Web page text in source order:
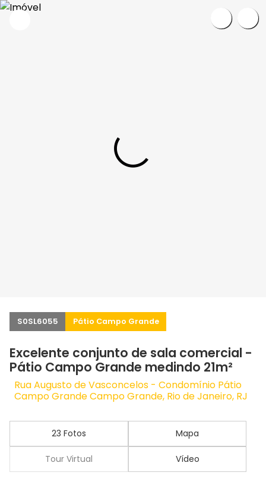
S0SL6055 Pátio Campo Grande
Excelente conjunto de sala comercial -
Pátio Campo Grande medindo 21m²
Rua Augusto de Vasconcelos - Condomínio Pátio
Campo Grande Campo Grande, Rio de Janeiro, RJ
23 Fotos Mapa
Tour Virtual Vídeo